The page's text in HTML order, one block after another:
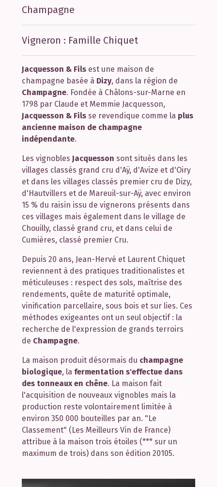
Champagne
Vigneron : Famille Chiquet
Jacquesson & Fils est une maison de
champagne basée à Dizy, dans la région de
Champagne. Fondée à Châlons-sur-Marne en
1798 par Claude et Memmie Jacquesson,
Jacquesson & Fils se revendique comme la plus
ancienne maison de champagne
indépendante.
Les vignobles Jacquesson sont situés dans les
villages classés grand cru d'Aÿ, d'Avize et d'Oiry
et dans les villages classés premier cru de Dizy,
d'Hautvillers et de Mareuil-sur-Aÿ, avec environ
15 % du raisin issu de vignerons présents dans
ces villages mais également dans le village de
Chouilly, classé grand cru, et dans celui de
Cumières, classé premier Cru.
Depuis 20 ans, Jean-Hervé et Laurent Chiquet
reviennent à des pratiques traditionalistes et
méticuleuses : respect des sols, maîtrise des
rendements, quête de maturité optimale,
vinification parcellaire, sous bois et sur lies. Ces
méthodes exigeantes ont un seul objectif : la
recherche de l'expression de grands terroirs
de Champagne.
La maison produit désormais du champagne
biologique, la fermentation s'effectue dans
des tonneaux en chêne. La maison fait
l'acquisition de nouveaux vignobles mais la
production reste volontairement limitée à
environ 350 000 bouteilles par an. "Le
Classement" (Les Meilleurs Vin de France)
attribue à la maison trois étoiles (*** sur un
maximum de trois) dans son édition 20105.